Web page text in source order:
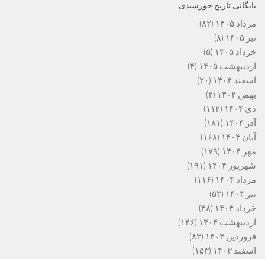
بایگانی تاریخ خورشیدی
مرداد ۱۴۰۵
(۸۲)
تیر ۱۴۰۵
(۸)
خرداد ۱۴۰۵
(۵)
اردیبهشت ۱۴۰۵
(۴)
اسفند ۱۴۰۴
(۲۰)
بهمن ۱۴۰۴
(۴)
دی ۱۴۰۴
(۱۱۲)
آذر ۱۴۰۴
(۱۸۱)
آبان ۱۴۰۴
(۱۶۸)
مهر ۱۴۰۴
(۱۷۹)
شهریور ۱۴۰۴
(۱۹۱)
مرداد ۱۴۰۴
(۱۱۶)
تیر ۱۴۰۴
(۵۳)
خرداد ۱۴۰۴
(۴۸)
اردیبهشت ۱۴۰۴
(۱۴۶)
فروردین ۱۴۰۴
(۸۳)
اسفند ۱۴۰۳
(۱۵۳)